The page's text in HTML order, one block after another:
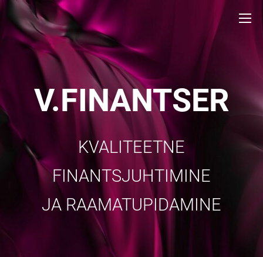
V.FINANTSER
KVALITEETNE
FINANTSJUHTIMINE
JA RAAMATUPIDAMINE